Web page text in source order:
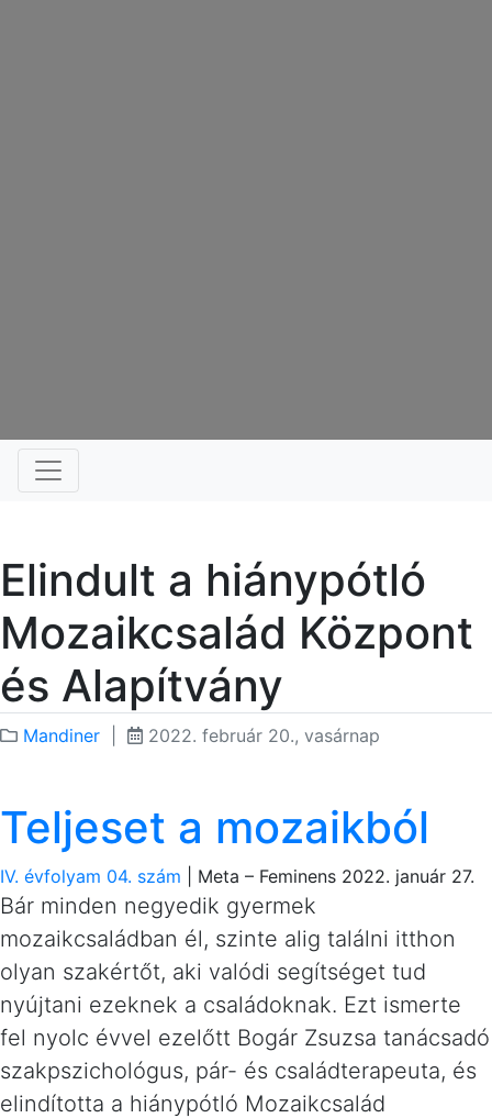
Elindult a hiánypótló
Mozaikcsalád Központ
és Alapítvány
Mandiner 2022. február 20., vasárnap
Teljeset a mozaikból
IV. évfolyam 04. szám | Meta – Feminens 2022. január 27.
Bár minden negyedik gyermek
mozaikcsaládban él, szinte alig találni itthon
olyan szakértőt, aki valódi segítséget tud
nyújtani ezeknek a családoknak. Ezt ismerte
fel nyolc évvel ezelőtt Bogár Zsuzsa tanácsadó
szakpszichológus, pár- és családterapeuta, és
elindította a hiánypótló Mozaikcsalád